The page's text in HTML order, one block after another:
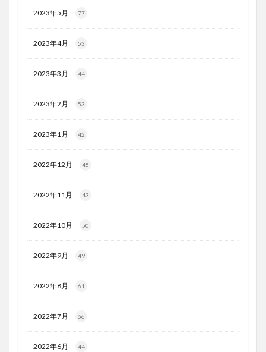
2023年5月 77
2023年4月 53
2023年3月 44
2023年2月 53
2023年1月 42
2022年12月 45
2022年11月 43
2022年10月 50
2022年9月 49
2022年8月 61
2022年7月 66
2022年6月 44